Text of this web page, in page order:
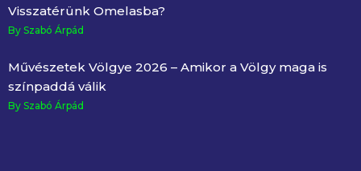
Visszatérünk Omelasba?
By Szabó Árpád
Művészetek Völgye 2026 – Amikor a Völgy maga is
színpaddá válik
By Szabó Árpád